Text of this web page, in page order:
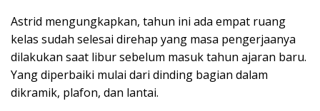
Astrid mengungkapkan, tahun ini ada empat ruang
kelas sudah selesai direhap yang masa pengerjaanya
dilakukan saat libur sebelum masuk tahun ajaran baru.
Yang diperbaiki mulai dari dinding bagian dalam
dikramik, plafon, dan lantai.